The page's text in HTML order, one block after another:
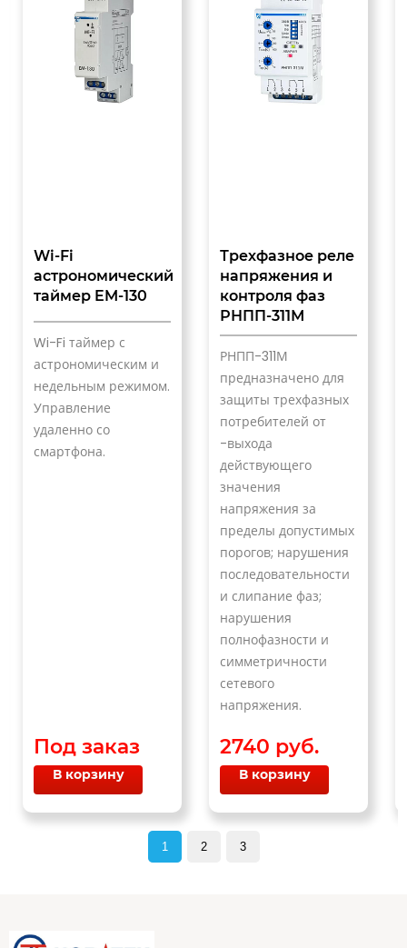
Wi-Fi
астрономический
таймер EM-130
Wi-Fi таймер с
астрономическим и
недельным режимом.
Управление
удаленно со
смартфона.
Под заказ
В корзину
Трехфазное реле
напряжения и
контроля фаз
РНПП-311М
РНПП-311М
предназначено для
защиты трехфазных
потребителей от
-выхода
действующего
значения
напряжения за
пределы допустимых
порогов; нарушения
последовательности
и слипание фаз;
нарушения
полнофазности и
симметричности
сетевого
напряжения.
2740 руб.
В корзину
1 2 3